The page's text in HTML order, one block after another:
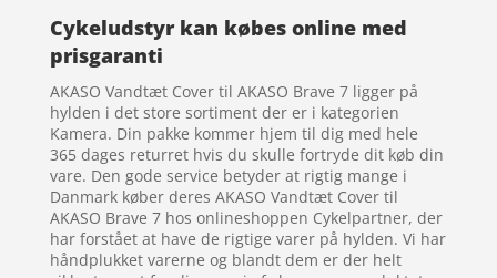
Cykeludstyr kan købes online med
prisgaranti
AKASO Vandtæt Cover til AKASO Brave 7 ligger på
hylden i det store sortiment der er i kategorien
Kamera. Din pakke kommer hjem til dig med hele
365 dages returret hvis du skulle fortryde dit køb din
vare. Den gode service betyder at rigtig mange i
Danmark køber deres AKASO Vandtæt Cover til
AKASO Brave 7 hos onlineshoppen Cykelpartner, der
har forstået at have de rigtige varer på hylden. Vi har
håndplukket varerne og blandt dem er der helt